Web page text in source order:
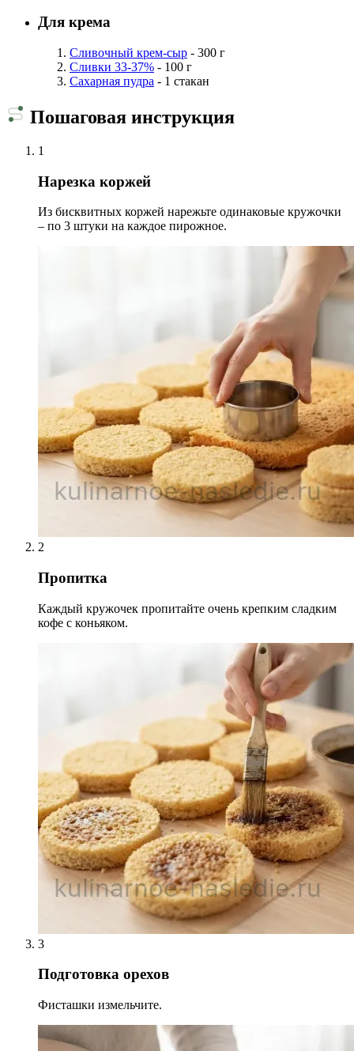
Для крема
Сливочный крем-сыр - 300 г
Сливки 33-37% - 100 г
Сахарная пудра - 1 стакан
Пошаговая инструкция
1
Нарезка коржей
Из бисквитных коржей нарежьте одинаковые кружочки
– по 3 штуки на каждое пирожное.
2
Пропитка
Каждый кружочек пропитайте очень крепким сладким
кофе с коньяком.
3
Подготовка орехов
Фисташки измельчите.